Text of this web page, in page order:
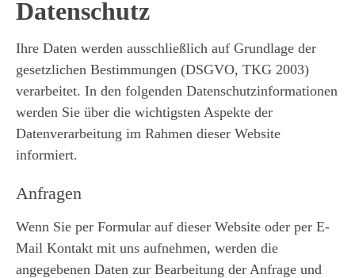
Datenschutz
Ihre Daten werden ausschließlich auf Grundlage der
gesetzlichen Bestimmungen (DSGVO, TKG 2003)
verarbeitet. In den folgenden Datenschutzinformationen
werden Sie über die wichtigsten Aspekte der
Datenverarbeitung im Rahmen dieser Website
informiert.
Anfragen
Wenn Sie per Formular auf dieser Website oder per E-
Mail Kontakt mit uns aufnehmen, werden die
angegebenen Daten zur Bearbeitung der Anfrage und